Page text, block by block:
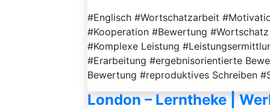
#Englisch #Wortschatzarbeit
#Kooperation #Bewertung
#Komplexe Leistung
#Erarbeitung #ergebnisorientierte
Bewertung #reproduktives Schreiben
London – Lerntheke |